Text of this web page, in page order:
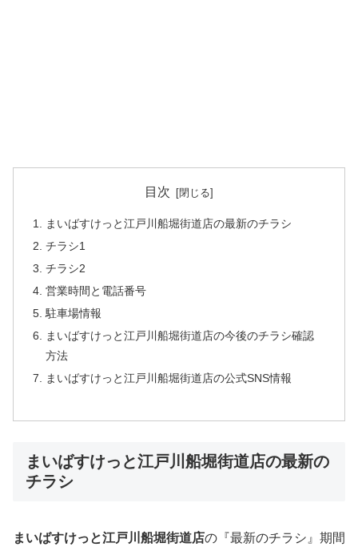
目次
まいばすけっと江戸川船堀街道店の最新のチラシ
チラシ1
チラシ2
営業時間と電話番号
駐車場情報
まいばすけっと江戸川船堀街道店の今後のチラシ確認
方法
まいばすけっと江戸川船堀街道店の公式SNS情報
まいばすけっと江戸川船堀街道店の最新の
チラシ
まいばすけっと江戸川船堀街道店の『最新のチラシ』期間